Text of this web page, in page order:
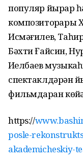
популяр йырҙар
композиторҙары
Исмәғилев,
Бәхти Ғайсин,
Иҙелбаев
спектаклдәрҙән
фильмдарҙан
https://
posle-
akademicheskiy-